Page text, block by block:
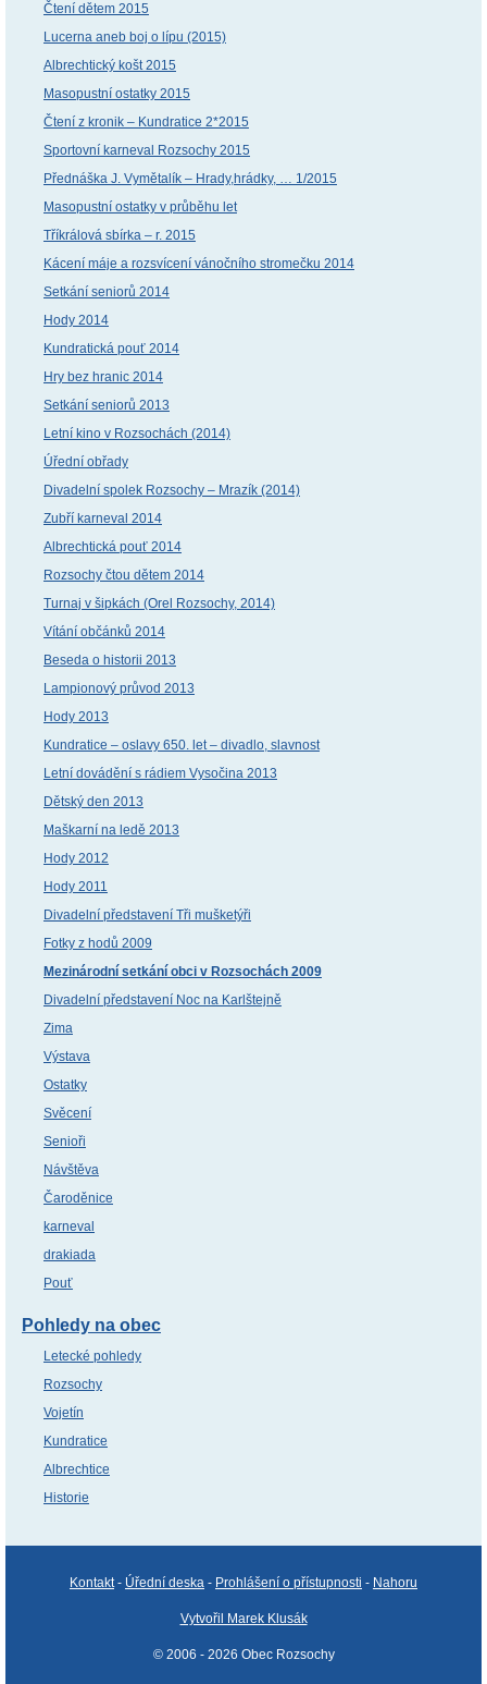
Čtení dětem 2015
Lucerna aneb boj o lípu (2015)
Albrechtický košt 2015
Masopustní ostatky 2015
Čtení z kronik – Kundratice 2*2015
Sportovní karneval Rozsochy 2015
Přednáška J. Vymětalík – Hrady,hrádky, … 1/2015
Masopustní ostatky v průběhu let
Tříkrálová sbírka – r. 2015
Kácení máje a rozsvícení vánočního stromečku 2014
Setkání seniorů 2014
Hody 2014
Kundratická pouť 2014
Hry bez hranic 2014
Setkání seniorů 2013
Letní kino v Rozsochách (2014)
Úřední obřady
Divadelní spolek Rozsochy – Mrazík (2014)
Zubří karneval 2014
Albrechtická pouť 2014
Rozsochy čtou dětem 2014
Turnaj v šipkách (Orel Rozsochy, 2014)
Vítání občánků 2014
Beseda o historii 2013
Lampionový průvod 2013
Hody 2013
Kundratice – oslavy 650. let – divadlo, slavnost
Letní dovádění s rádiem Vysočina 2013
Dětský den 2013
Maškarní na ledě 2013
Hody 2012
Hody 2011
Divadelní představení Tři mušketýři
Fotky z hodů 2009
Mezinárodní setkání obci v Rozsochách 2009
Divadelní představení Noc na Karlštejně
Zima
Výstava
Ostatky
Svěcení
Senioři
Návštěva
Čaroděnice
karneval
drakiada
Pouť
Pohledy na obec
Letecké pohledy
Rozsochy
Vojetín
Kundratice
Albrechtice
Historie
Kontakt- Úřední deska - Prohlášení o přístupnosti - Nahoru
Vytvořil Marek Klusák
© 2006 - 2026 Obec Rozsochy